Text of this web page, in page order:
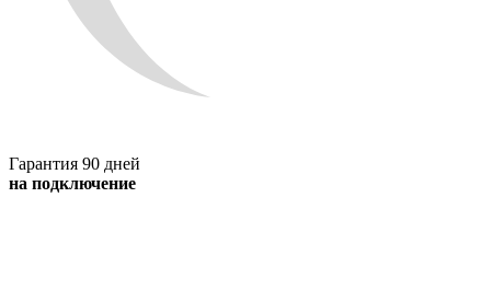
Гарантия 90 дней
на подключение